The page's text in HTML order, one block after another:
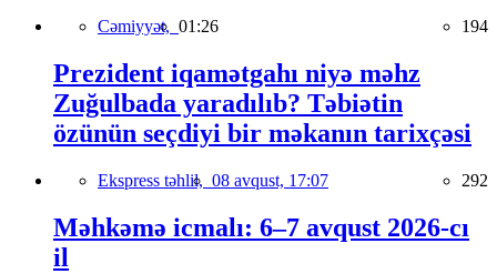
Cəmiyyət, 01:26 194
Prezident iqamətgahı niyə məhz
Zuğulbada yaradılıb? Təbiətin
özünün seçdiyi bir məkanın tarixçəsi
Ekspress təhlil, 08 avqust, 17:07 292
Məhkəmə icmalı: 6–7 avqust 2026-cı
il